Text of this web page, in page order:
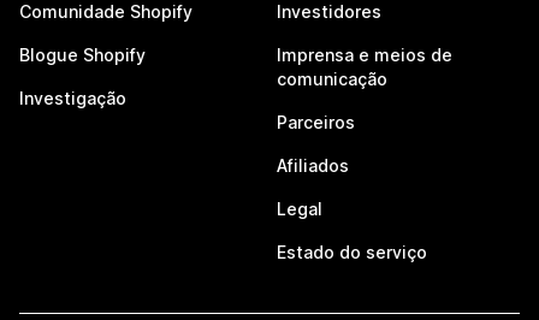
Comunidade Shopify
Blogue Shopify
Investigação
Investidores
Imprensa e meios de
comunicação
Parceiros
Afiliados
Legal
Estado do serviço